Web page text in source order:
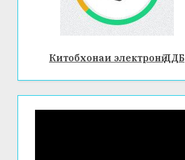
Китобхонаи электронӣ ДДБ